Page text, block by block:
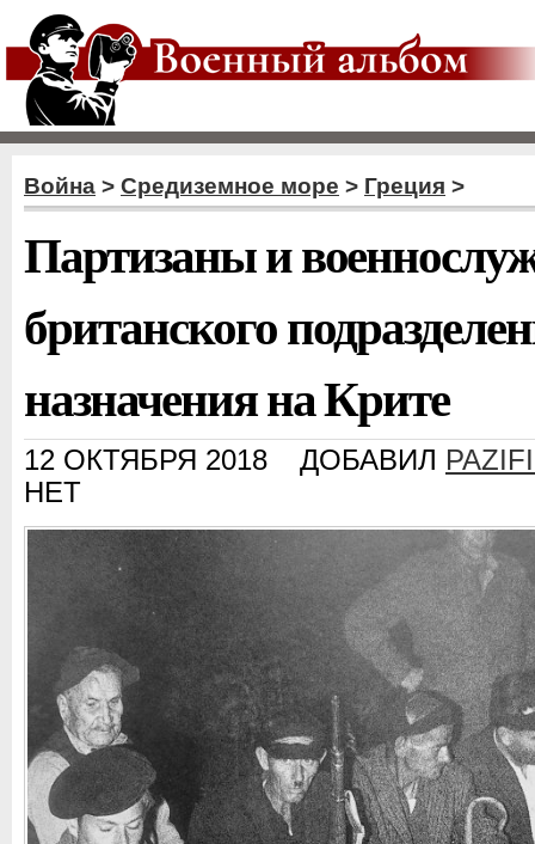
Война > Средиземное море > Греция >
Партизаны и
британского
назначения на Крите
12 ОКТЯБРЯ 2018 ДОБАВИЛ
НЕТ